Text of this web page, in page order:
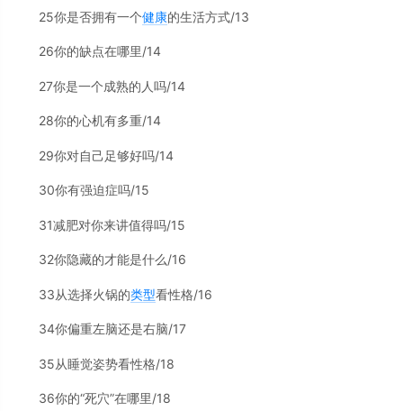
25你是否拥有一个健康的生活方式/13
26你的缺点在哪里/14
27你是一个成熟的人吗/14
28你的心机有多重/14
29你对自己足够好吗/14
30你有强迫症吗/15
31减肥对你来讲值得吗/15
32你隐藏的才能是什么/16
33从选择火锅的类型看性格/16
34你偏重左脑还是右脑/17
35从睡觉姿势看性格/18
36你的“死穴”在哪里/18